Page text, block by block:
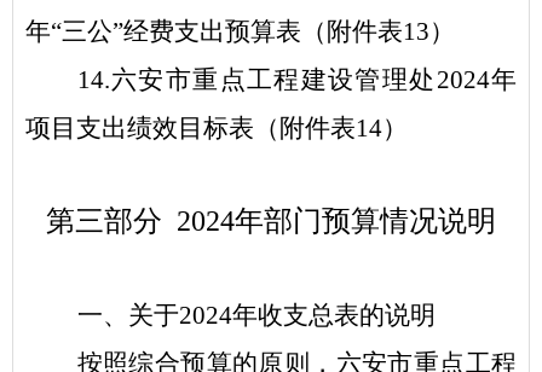
年“三公”经费支出预算表（ 附件表13）
14.六安市重点工程建设管理处 2024年
项目支出绩效目标表（ 附件表14）
第三部分 2024年部门预算情况说明
一、关于2024年收支总表的说明
按照综合预算的原则， 六安市重点工程